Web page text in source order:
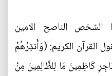
الناصح الامين
القرآن الكريم: (وَأَنذِرْهُمْ
كَاظِمِينَ مَا لِلظَّالِمِينَ مِنْ